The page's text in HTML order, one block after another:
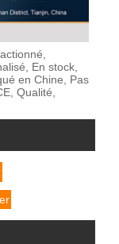
En stock,
en Chine, Pas
Qualité,